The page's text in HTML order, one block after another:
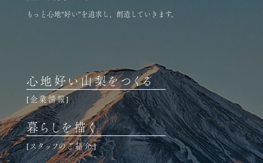
もっと心地“好い”を追求し、創造していきます。
心地好い山梨をつくる
企業情報
暮らしを描く
スタッフのご紹介